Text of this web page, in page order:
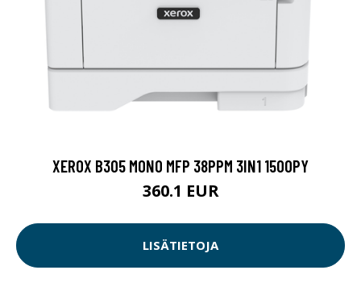
XEROX B305 MONO MFP 38PPM 3IN1 1500PY
360.1 EUR
LISÄTIETOJA